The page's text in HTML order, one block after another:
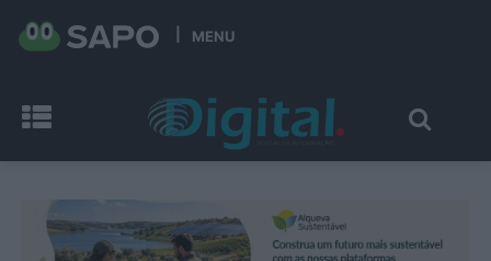
MENU